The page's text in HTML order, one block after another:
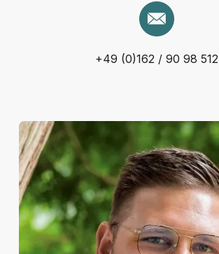
+49 (0)162 / 90 98 512